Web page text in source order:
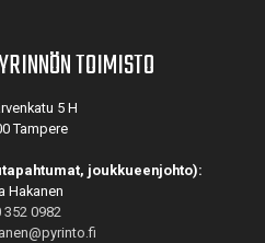
TOIMISTO
5 H
Tampere
joukkueenjohto):
Hakanen
352 0982